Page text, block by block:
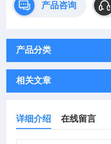
产品咨询
产品分类
相关文章
详细介绍 在线留言